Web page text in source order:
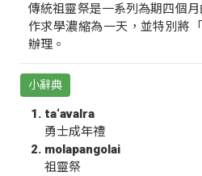
傳統祖靈祭是一系列為期四個
作求學濃縮為一天，並特別將
辦理。
小辭典
ta‘avalra
勇士成年禮
molapangolai
祖靈祭